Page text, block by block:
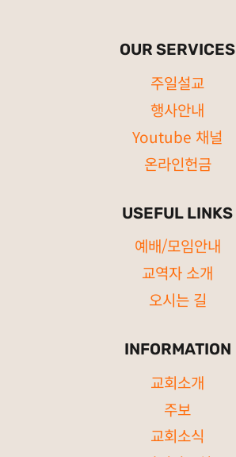
OUR SERVICES
주일설교
행사안내
Youtube 채널
온라인헌금
USEFUL LINKS
예배/모임안내
교역자 소개
오시는 길
INFORMATION
교회소개
주보
교회소식